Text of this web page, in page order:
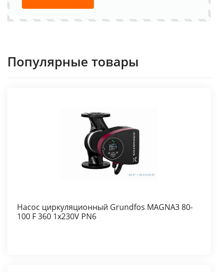
Популярные товары
Насос циркуляционный Grundfos MAGNA3 80-
100 F 360 1x230V PN6